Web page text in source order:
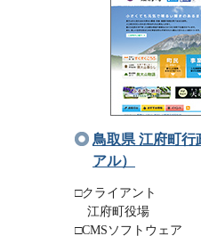
鳥取県 江府町行
アル）
□クライアント
江府町役場
□CMSソフトウェア